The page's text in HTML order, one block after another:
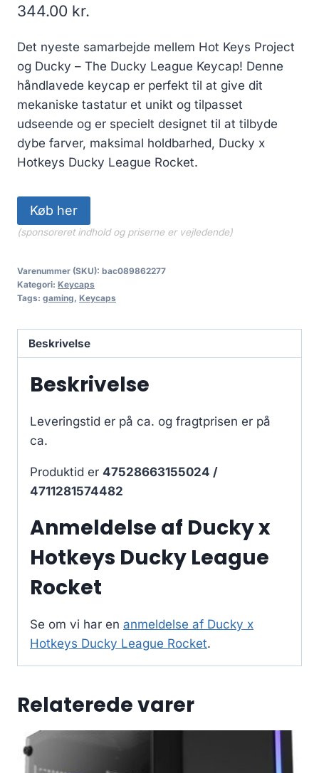
344.00 kr.
Det nyeste samarbejde mellem Hot Keys Project
og Ducky – The Ducky League Keycap! Denne
håndlavede keycap er perfekt til at give dit
mekaniske tastatur et unikt og tilpasset
udseende og er specielt designet til at tilbyde
dybe farver, maksimal holdbarhed, Ducky x
Hotkeys Ducky League Rocket.
Køb her
(sponsoreret indhold og priserne er vejledende)
Varenummer (SKU): bac089862277
Kategori: Keycaps
Tags: gaming, Keycaps
Beskrivelse
Beskrivelse
Leveringstid er på ca. og fragtprisen er på
ca.
Produktid er 47528663155024 /
4711281574482
Anmeldelse af Ducky x
Hotkeys Ducky League
Rocket
Se om vi har en anmeldelse af Ducky x
Hotkeys Ducky League Rocket.
Relaterede varer